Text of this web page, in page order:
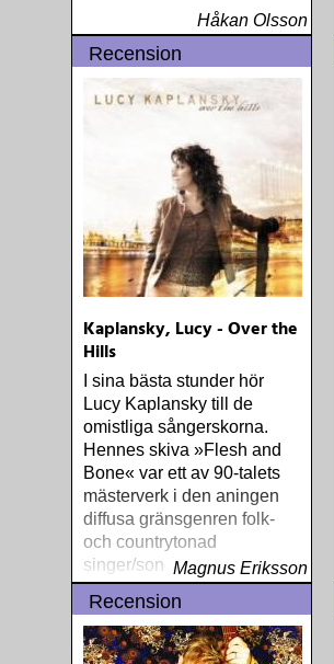
Håkan Olsson
Recension
Kaplansky, Lucy - Over the
Hills
I sina bästa stunder hör
Lucy Kaplansky till de
omistliga sångerskorna.
Hennes skiva »Flesh and
Bone« var ett av 90-talets
mästerverk i den aningen
diffusa gränsgenren folk-
och countrytonad
singer/songwriter-musik
Magnus Eriksson
Recension